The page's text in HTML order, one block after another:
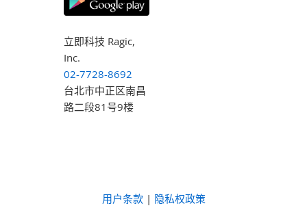
立即科技 Ragic,
Inc.
02-7728-8692
台北市中正区南昌
路二段81号9楼
用户条款| 隐私权政策